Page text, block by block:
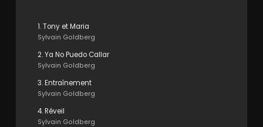
1. Tony et Maria
Sylvain Goldberg
2. Ya No Puedo Callar
Sylvain Goldberg
3. Entraînement
Sylvain Goldberg
4. Réveil
Sylvain Goldberg